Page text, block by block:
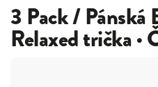
3 Pack / Pánská
Relaxed trička ·